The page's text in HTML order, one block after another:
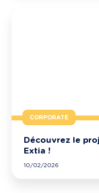
CORPORATE
Découvrez le
Extia !
10/02/2026